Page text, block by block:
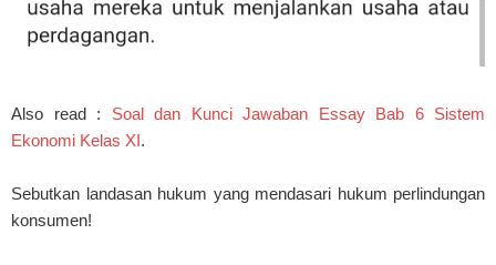
Also read : Soal dan Kunci Jawaban Essay Bab 6 Sistem
Ekonomi Kelas XI.
Sebutkan landasan hukum yang mendasari hukum perlindungan
konsumen!